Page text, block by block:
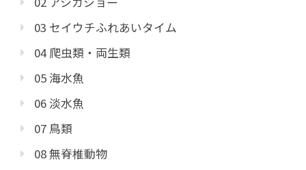
03 セイウチふれあいタイム
04 爬虫類・両生類
05 海水魚
06 淡水魚
07 鳥類
08 無脊椎動物